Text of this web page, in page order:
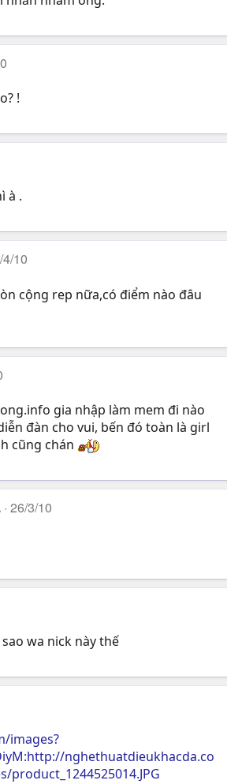
!
à .
4/10
cộng rep nữa,có điểm nào đâu
gia nhập làm mem đi nào
đàn cho vui, bến đó toàn là girl
cũng chán
26/3/10
wa nick này thế
images?
nghethuatdieukhacda.co